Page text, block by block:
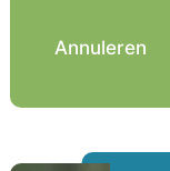
Annuleren